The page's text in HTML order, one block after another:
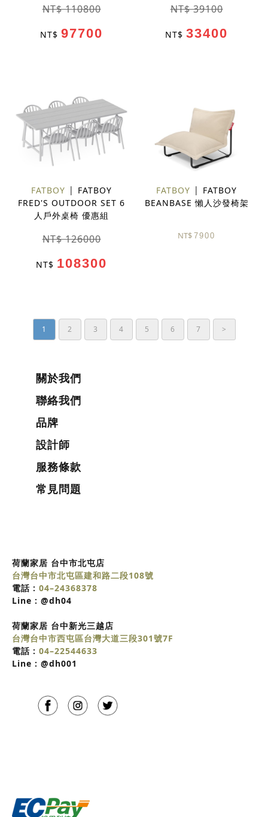
NT$ 110800
NT$ 97700
NT$ 39100
NT$ 33400
FATBOY
FATBOY
FRED'S OUTDOOR SET 6
人戶外桌椅 優惠組
NT$ 126000
NT$ 108300
FATBOY
FATBOY
BEANBASE 懶人沙發椅架
NT$ 7900
1 2 3 4 5 6 7 >
關於我們
聯絡我們
品牌
設計師
服務條款
常見問題
荷蘭家居 台中市北屯店
台灣台中市北屯區建和路二段108號
電話 : 04–24368378
Line : @dh04
荷蘭家居 台中新光三越店
台灣台中市西屯區台灣大道三段301號7F
電話 : 04–22544633
Line : @dh001